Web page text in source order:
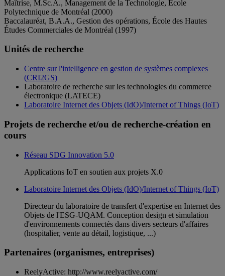
Maîtrise, M.Sc.A., Management de la Technologie, École
Polytechnique de Montréal (2000)
Baccalauréat, B.A.A., Gestion des opérations, École des Hautes
Études Commerciales de Montréal (1997)
Unités de recherche
Centre sur l'intelligence en gestion de systèmes complexes
(CRI2GS)
Laboratoire de recherche sur les technologies du commerce
électronique (LATECE)
Laboratoire Internet des Objets (IdO)/Internet of Things (IoT)
Projets de recherche et/ou de recherche-création en
cours
Réseau SDG Innovation 5.0
Applications IoT en soutien aux projets X.0
Laboratoire Internet des Objets (IdO)/Internet of Things (IoT)
Directeur du laboratoire de transfert d'expertise en Internet des
Objets de l'ESG-UQAM. Conception design et simulation
d'environnements connectés dans divers secteurs d'affaires
(hospitalier, vente au détail, logistique, ...)
Partenaires (organismes, entreprises)
ReelyActive: http://www.reelyactive.com/